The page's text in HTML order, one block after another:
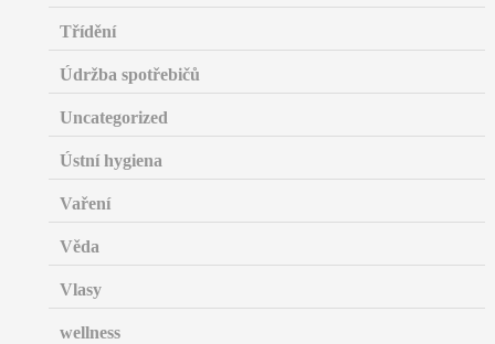
Třídění
Údržba spotřebičů
Uncategorized
Ústní hygiena
Vaření
Věda
Vlasy
wellness